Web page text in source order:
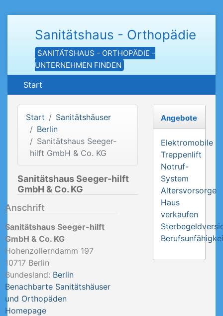
Sanitätshaus - Orthopädie
SANITÄTSHAUS - ORTHOPÄDIE -
UNTERNEHMEN FINDEN
Start
Start
Sanitätshäuser
Berlin
Sanitätshaus Seeger-
hilft GmbH & Co. KG
Sanitätshaus Seeger-hilft
GmbH & Co. KG
Anschrift
Sanitätshaus Seeger-hilft
GmbH & Co. KG
Hohenzollerndamm 197
10717 Berlin
Bundesland: Berlin
Benachbarte Sanitätshäuser
und Orthopäden
Homepage
Angebote
Elektromobile
Treppenlift
Notruf-
System
Altersvorsorge
Haus
verkaufen